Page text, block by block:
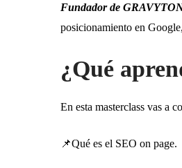
Fundador de
posicionamiento en
¿Qué
En esta masterclass vas a
📌Qué es el SEO on page.